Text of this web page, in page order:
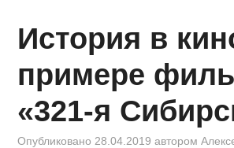
КИНОЗАЛ
ФИЛЬМЫ
КОНТАКТЫ
История в
примере
«321-я
Опубликовано 28.04.2019 автором